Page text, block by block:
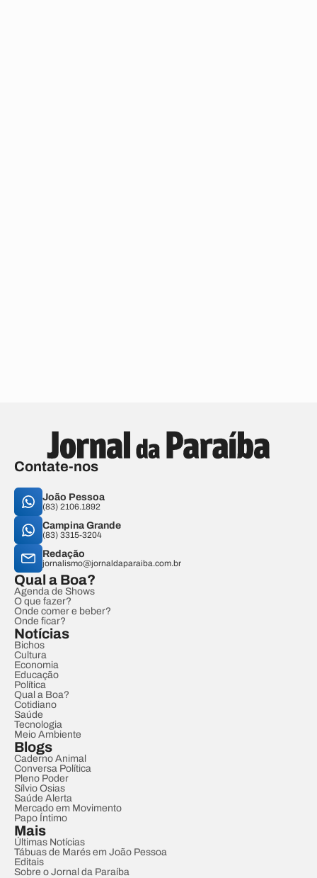
Contate-nos
João Pessoa
(83) 2106.1892
Campina Grande
(83) 3315-3204
Redação
jornalismo@jornaldaparaiba.com.br
Qual a Boa?
Agenda de Shows
O que fazer?
Onde comer e beber?
Onde ficar?
Notícias
Bichos
Cultura
Economia
Educação
Política
Qual a Boa?
Cotidiano
Saúde
Tecnologia
Meio Ambiente
Blogs
Caderno Animal
Conversa Política
Pleno Poder
Sílvio Osias
Saúde Alerta
Mercado em Movimento
Papo Íntimo
Mais
Últimas Notícias
Tábuas de Marés em João Pessoa
Editais
Sobre o Jornal da Paraíba